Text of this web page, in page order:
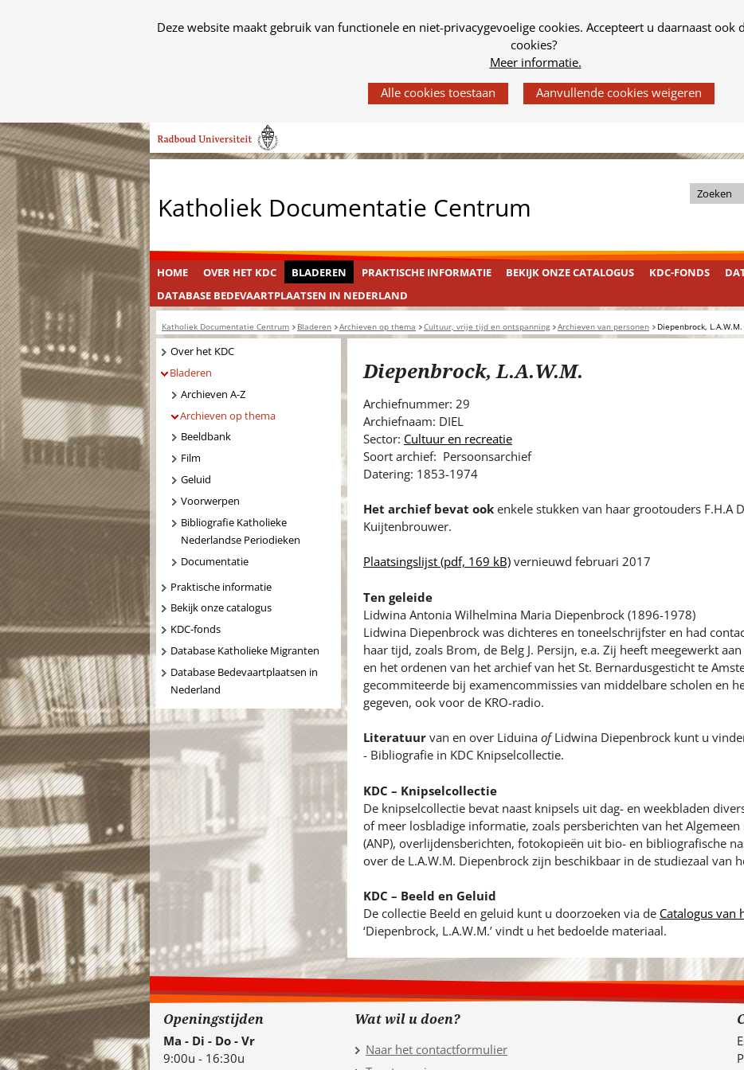
Cookies
Deze website maakt gebruik van functionele en niet-privacygevoelige cookies. Accepteert u daarnaast ook
cookies?
Meer informatie.
gebruik
van
op
deze
worden
toegestaan
geweigerd.
Ga
naar
de
inhoud
Katholiek Documentatie Centrum
k
i
d
e
i
HOME OVER HET KDC BLADEREN PRAKTISCHE INFORMATIE BEKIJK ONZE CATALOGUS KDC-FONDS
DATABASE BEDEVAARTPLAATSEN IN NEDERLAND
Katholiek Documentatie Centrum Bladeren Archieven op thema Cultuur, vrije tijd en ontspanning Archieven van personen Diepenbrock, L.A.W.M.
Diepenbrock, L.A.W.M.
Archiefnummer: 29
Archiefnaam: DIEL
Sector: Cultuur en recreatie
Soort archief: Persoonsarchief
Datering: 1853-1974
Het archief bevat ookenkele stukken van haar grootouders F.H.A
Kuijtenbrouwer.
Plaatsingslijst(pdf, 169 kB)vernieuwd februari 2017
Ten geleide
Lidwina Antonia Wilhelmina Maria Diepenbrock (1896-1978)
Lidwina Diepenbrock was dichteres en toneelschrijfster en had
haar tijd, zoals Brom, de Belg J. Persijn, e.a. Zij heeft meegewerkt
en het ordenen van het archief van het St. Bernardusgesticht te
gecommiteerde bij examencommissies van middelbare scholen en
gegeven, ook voor de KRO-radio.
Literatuurvan en over Liduina ofLidwina Diepenbrock kunt u
- Bibliografie in KDC Knipselcollectie.
KDC – Knipselcollectie
De knipselcollectie bevat naast knipsels uit dag- en weekbladen
of meer losbladige informatie, zoals persberichten van het Algemeen
(ANP), overlijdensberichten, fotokopieën uit bio- en bibliografische
over de L.A.W.M. Diepenbrock zijn beschikbaar in de studiezaal van
KDC – Beeld en Geluid
De collectie Beeld en geluid kunt u doorzoeken via de Catalogus van
‘Diepenbrock, L.A.W.M.’ vindt u het bedoelde materiaal.
Navigatie
Over het KDC
Bladeren
Archieven A-Z
Archieven op thema
Beeldbank
Film
Geluid
Voorwerpen
Bibliografie Katholieke
Nederlandse Periodieken
Documentatie
Praktische informatie
Bekijk onze catalogus
KDC-fonds
Database Katholieke Migranten
Database Bedevaartplaatsen in
Nederland
Openingstijden
Ma - Di - Do - Vr
9:00u - 16:30u
Wat wil u doen?
Naar het contactformulier